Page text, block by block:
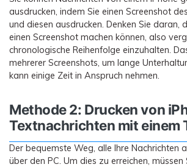
ausdrucken, indem Sie einen Screenshot
und diesen ausdrucken. Denken Sie daran,
einen Screenshot machen können, also
chronologische Reihenfolge einzuhalten.
mehrerer Screenshots, um lange
kann einige Zeit in Anspruch nehmen.
Methode 2: Drucken von
Textnachrichten mit einem
Der bequemste Weg, alle Ihre Nachrichten
über den PC. Um dies zu erreichen, müssen